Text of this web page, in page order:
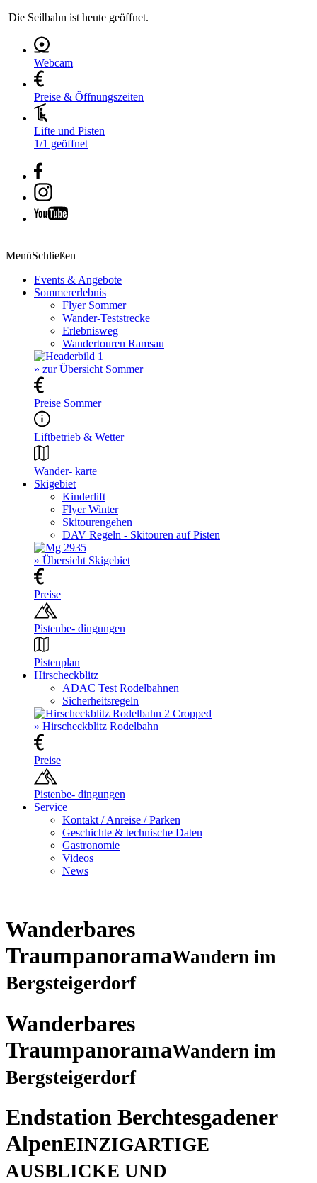
Die Seilbahn ist heute geöffnet.
Webcam
Preise & Öffnungszeiten
Lifte und Pisten
1/1 geöffnet
MenüSchließen
Events & Angebote
Sommererlebnis
Flyer Sommer
Wander-Teststrecke
Erlebnisweg
Wandertouren Ramsau
» zur Übersicht Sommer
Preise Sommer
Liftbetrieb & Wetter
Wander- karte
Skigebiet
Kinderlift
Flyer Winter
Skitourengehen
DAV Regeln - Skitouren auf Pisten
» Übersicht Skigebiet
Preise
Pistenbe- dingungen
Pistenplan
Hirscheckblitz
ADAC Test Rodelbahnen
Sicherheitsregeln
» Hirscheckblitz Rodelbahn
Preise
Pistenbe- dingungen
Service
Kontakt / Anreise / Parken
Geschichte & technische Daten
Gastronomie
Videos
News
Wanderbares
TraumpanoramaWandern im
Bergsteigerdorf
Wanderbares
TraumpanoramaWandern im
Bergsteigerdorf
Endstation Berchtesgadener
AlpenEINZIGARTIGE
AUSBLICKE UND